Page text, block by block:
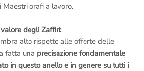
orafi a lavoro.
degli Zaffiri:
alto rispetto alle offerte delle
fatta una precisazione fondamentale
in questo anello e in genere su tutti i